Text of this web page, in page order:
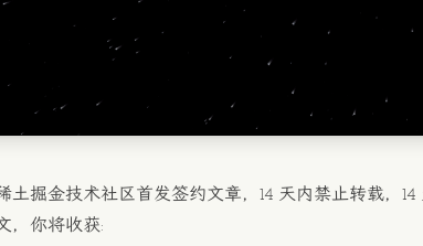
土掘金技术社区首发签约文章，14 天内禁止转载，
，你将收获: